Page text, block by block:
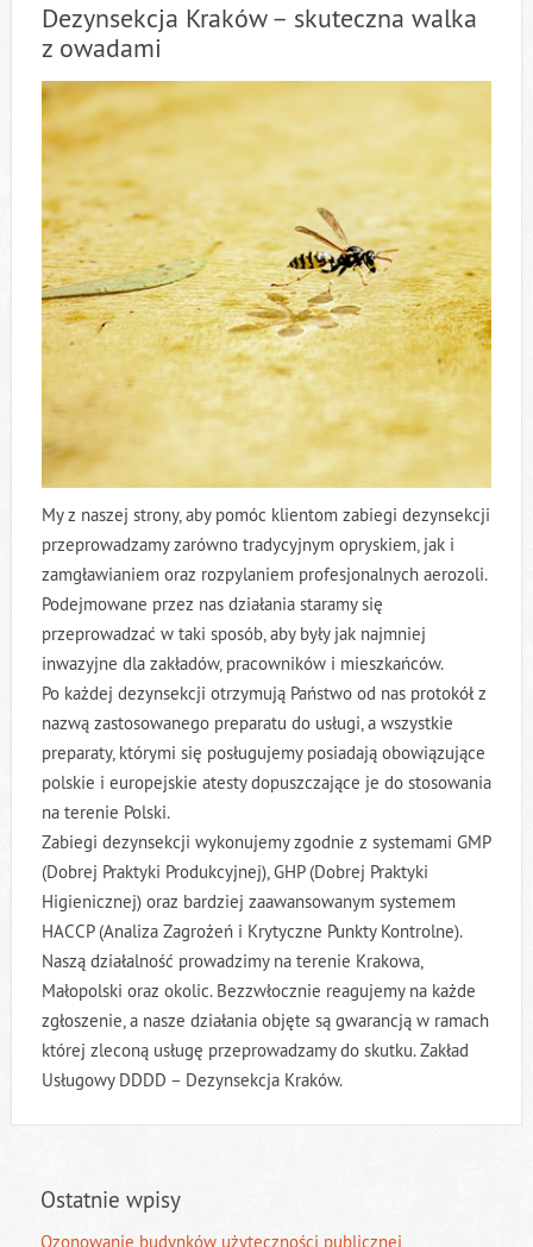
Dezynsekcja Kraków – skuteczna walka
z owadami
My z naszej strony, aby pomóc klientom zabiegi dezynsekcji
przeprowadzamy zarówno tradycyjnym opryskiem, jak i
zamgławianiem oraz rozpylaniem profesjonalnych aerozoli.
Podejmowane przez nas działania staramy się
przeprowadzać w taki sposób, aby były jak najmniej
inwazyjne dla zakładów, pracowników i mieszkańców.
Po każdej dezynsekcji otrzymują Państwo od nas protokół z
nazwą zastosowanego preparatu do usługi, a wszystkie
preparaty, którymi się posługujemy posiadają obowiązujące
polskie i europejskie atesty dopuszczające je do stosowania
na terenie Polski.
Zabiegi dezynsekcji wykonujemy zgodnie z systemami GMP
(Dobrej Praktyki Produkcyjnej), GHP (Dobrej Praktyki
Higienicznej) oraz bardziej zaawansowanym systemem
HACCP (Analiza Zagrożeń i Krytyczne Punkty Kontrolne).
Naszą działalność prowadzimy na terenie Krakowa,
Małopolski oraz okolic. Bezzwłocznie reagujemy na każde
zgłoszenie, a nasze działania objęte są gwarancją w ramach
której zleconą usługę przeprowadzamy do skutku. Zakład
Usługowy DDDD – Dezynsekcja Kraków.
Ostatnie wpisy
Ozonowanie budynków użyteczności publicznej